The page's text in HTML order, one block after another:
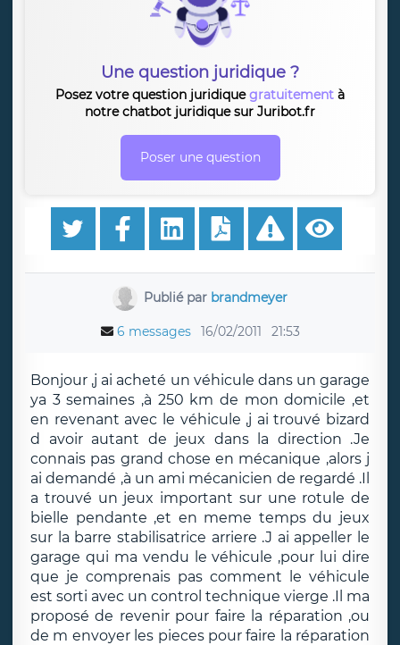
Une question juridique ?
Posez votre question juridiquegratuitement à
notre chatbot juridique sur Juribot.fr
Poser une question
Publié par brandmeyer
6 messages 16/02/2011 21:53
Bonjour ,j ai acheté un véhicule dans un garage
ya 3 semaines ,à 250 km de mon domicile ,et
en revenant avec le véhicule ,j ai trouvé bizard
d avoir autant de jeux dans la direction .Je
connais pas grand chose en mécanique ,alors j
ai demandé ,à un ami mécanicien de regardé .Il
a trouvé un jeux important sur une rotule de
bielle pendante ,et en meme temps du jeux
sur la barre stabilisatrice arriere .J ai appeller le
garage qui ma vendu le véhicule ,pour lui dire
que je comprenais pas comment le véhicule
est sorti avec un control technique vierge .Il ma
proposé de revenir pour faire la réparation ,ou
de m envoyer les pieces pour faire la réparation